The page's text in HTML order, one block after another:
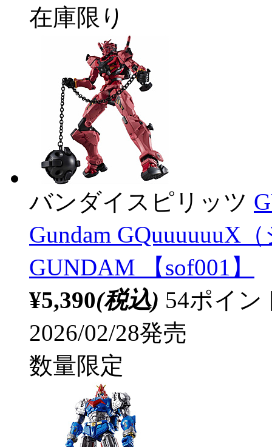
在庫限り
バンダイスピリッツ
Gundam GQuuuuuuX
GUNDAM 【sof001】
¥5,390(税込) 54ポイ
2026/02/28発売
数量限定